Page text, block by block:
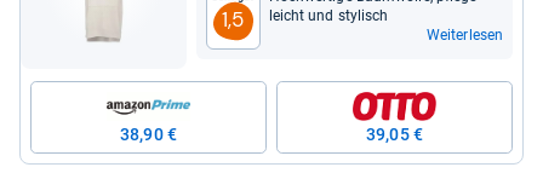
1,5
leicht und sty­lisch
Weiterlesen
38,90 € 39,05 €